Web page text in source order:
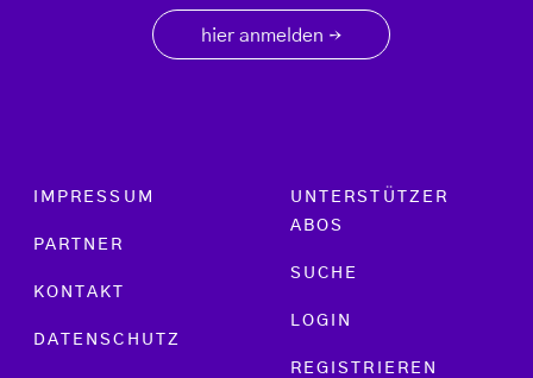
hier anmelden →
Footer menu
IMPRESSUM
PARTNER
KONTAKT
DATENSCHUTZ
UNTERSTÜTZER
ABOS
SUCHE
LOGIN
REGISTRIEREN